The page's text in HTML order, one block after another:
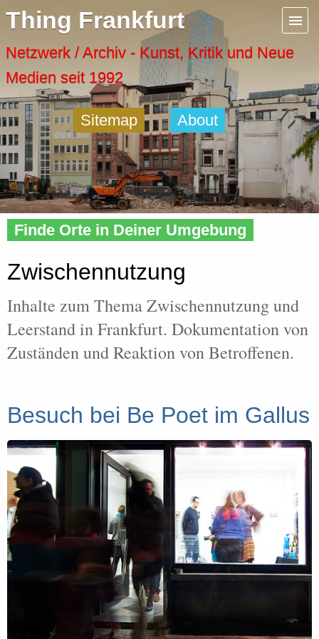
Thing Frankfurt
Netzwerk / Archiv - Kunst, Kritik und Neue
Medien seit 1992
Sitemap About
Home»Tags» Zwischennutzung
Finde Orte in Deiner Umgebung
Zwischennutzung
Inhalte zum Thema Zwischennutzung und
Leerstand in Frankfurt. Dokumentation von
Zuständen und Reaktion von Betroffenen.
Besuch bei Be Poet im Gallus
Menu
Artspaces
Cool Places
Frankfurt Diary
Activity
Recent Posts